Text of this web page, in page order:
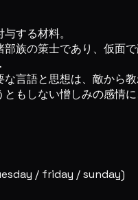
する材料。
部族の策士であり、仮面
言語と思想は、敵から
ともしない憎しみの感情
/ friday / sunday)